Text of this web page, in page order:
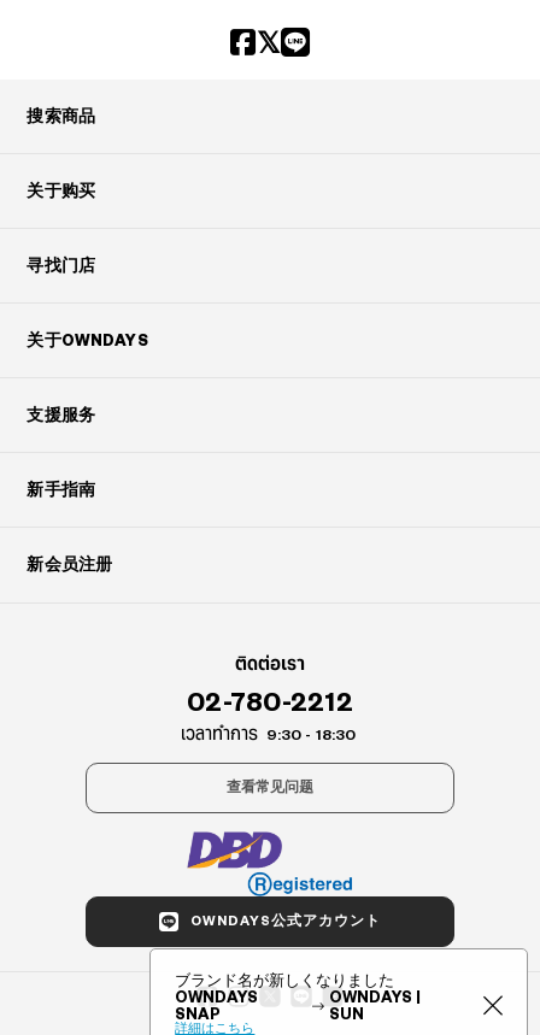
ブランド名が新しくなりました
OWNDAYS
SNAP
OWNDAYS |
SUN
詳細はこちら
搜索商品
关于购买
寻找门店
关于OWNDAYS
支援服务
新手指南
新会员注册
ติดต่อเรา
02-780-2212
เวลาทำการ 9:30 - 18:30
查看常见问题
OWNDAYS公式アカウント